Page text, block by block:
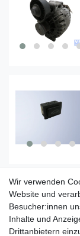
Wir verwenden
Website und
Besucher:innen
Inhalte und
Drittanbietern